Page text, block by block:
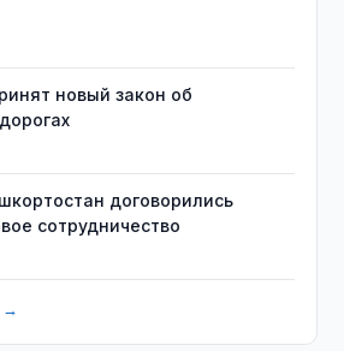
новый закон об
договорились
сотрудничество
→